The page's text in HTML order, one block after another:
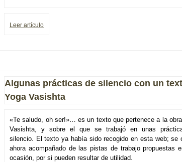
Leer artículo
Algunas prácticas de silencio con un
Yoga Vasishta
«Te saludo, oh ser!»… es un texto que pertenece a la
Vasishta, y sobre el que se trabajó en unas
silencio. El texto ya había sido recogido en esta web; se
ahora acompañado de las pistas de trabajo propuestas
ocasión, por si pueden resultar de utilidad.